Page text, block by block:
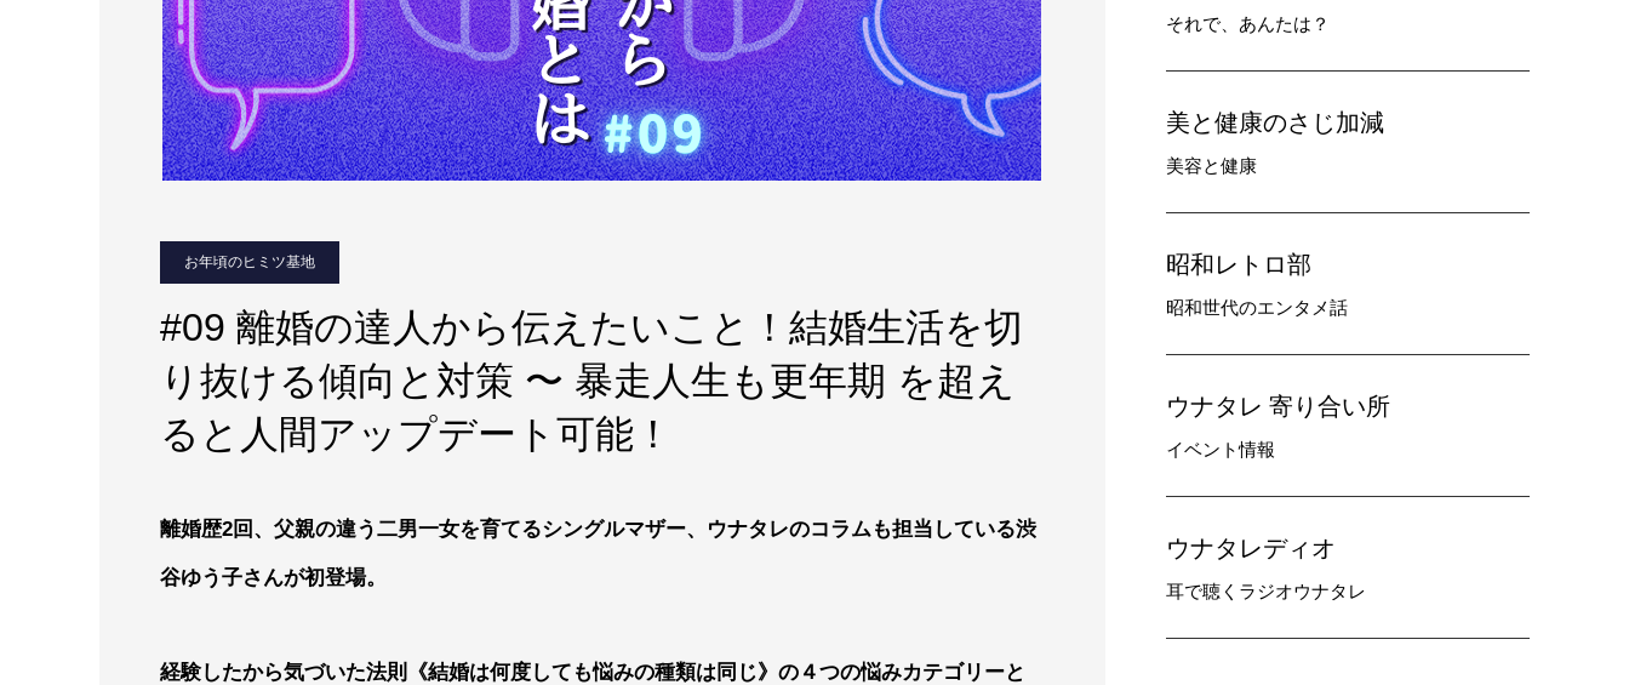
お年頃のヒミツ基地
#09 離婚の達人から伝えたいこと！結婚生活を切
り抜ける傾向と対策 〜 暴走人生も更年期 を超え
ると人間アップデート可能！
離婚歴2回、父親の違う二男一女を育てるシングルマザー、ウナタレのコラムも担当している渋
谷ゆう子さんが初登場。
経験したから気づいた法則《結婚は何度しても悩みの種類は同じ》の４つの悩みカテゴリーと
それで、あんたは？
美と健康のさじ加減
美容と健康
昭和レトロ部
昭和世代のエンタメ話
ウナタレ 寄り合い所
イベント情報
ウナタレディオ
耳で聴くラジオウナタレ